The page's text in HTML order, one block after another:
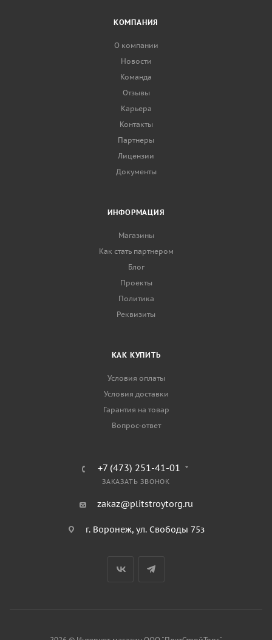
КОМПАНИЯ
О компании
Новости
Команда
Отзывы
Карьера
Контакты
Партнеры
Лицензии
Документы
ИНФОРМАЦИЯ
Магазины
Как стать партнером
Блог
Проекты
Политика
Реквизиты
КАК КУПИТЬ
Условия оплаты
Условия доставки
Гарантия на товар
Вопрос-ответ
+7 (473) 251-41-01
ЗАКАЗАТЬ ЗВОНОК
zakaz@plitstroytorg.ru
г. Воронеж, ул. Свободы 75з